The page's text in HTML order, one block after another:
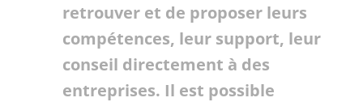
retrouver et de proposer leurs
compétences, leur support, leur
conseil directement à des
entreprises. Il est possible